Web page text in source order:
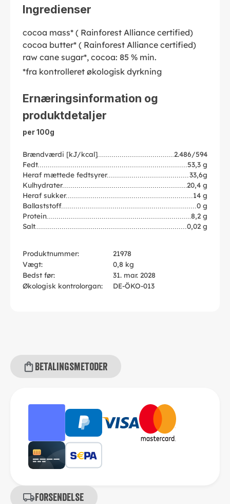
Ingredienser
cocoa mass* ( Rainforest Alliance certified)
cocoa butter* ( Rainforest Alliance certified)
raw cane sugar*, cocoa: 85 % min.
*fra kontrolleret økologisk dyrkning
Ernæringsinformation og
produktdetaljer
per 100g
Brændværdi [kJ/kcal]
2.486/594
Fedt
53,3 g
Heraf mættede fedtsyrer
33,6g
Kulhydrater
20,4 g
Heraf sukker
14 g
Ballaststoff
0 g
Protein
8,2 g
Salt
0,02 g
Produktnummer:
21978
Vægt:
0,8 kg
Bedst før:
31. mar. 2028
Økologisk kontrolorgan:
DE-ÖKO-013
Betalingsmetoder
Forsendelse